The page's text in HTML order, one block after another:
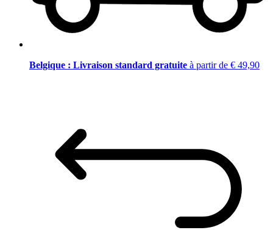
Belgique : Livraison standard gratuite à partir de € 49,90